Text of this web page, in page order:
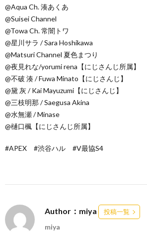
@Aqua Ch. 湊あくあ
@Suisei Channel
@Towa Ch. 常闇トワ
@星川サラ / Sara Hoshikawa
​@Matsuri Channel 夏色まつり
@夜見れな/yorumi rena【にじさんじ所属】
@不破 湊 / Fuwa Minato【にじさんじ】
@黛 灰 / Kai Mayuzumi【にじさんじ】
@三枝明那 / Saegusa Akina
@水無瀬 / Minase
@樋口楓【にじさんじ所属】
#APEX #渋谷ハル #V最協S4
Author：miya 投稿一覧
miya